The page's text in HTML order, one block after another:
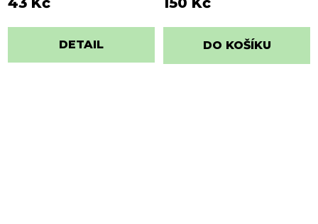
DETAIL DO KOŠÍKU